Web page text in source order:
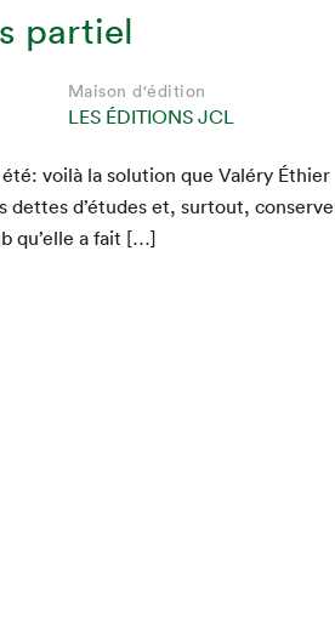
cherchez-
partiel
Maison d'édition
LES ÉDITIONS JCL
voilà la solu­tion que Valéry Éthi­er
dettes d’études et, surtout,
qu’elle a fait […]